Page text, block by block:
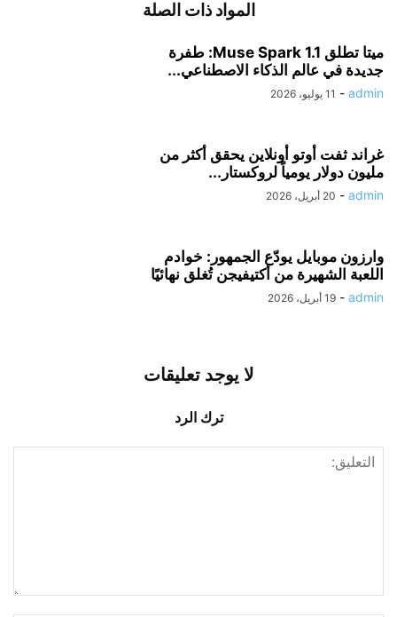
المواد ذات الصلة
ميتا تطلق Muse Spark 1.1: طفرة
جديدة في عالم الذكاء الاصطناعي...
admin
- 11 يوليو، 2026
غراند ثفت أوتو أونلاين يحقق أكثر من
مليون دولار يومياً لروكستار...
admin
- 20 أبريل، 2026
وارزون موبايل يودّع الجمهور: خوادم
اللعبة الشهيرة من أكتيفيجن تُغلق نهائيًا
admin
- 19 أبريل، 2026
لا يوجد تعليقات
ترك الرد